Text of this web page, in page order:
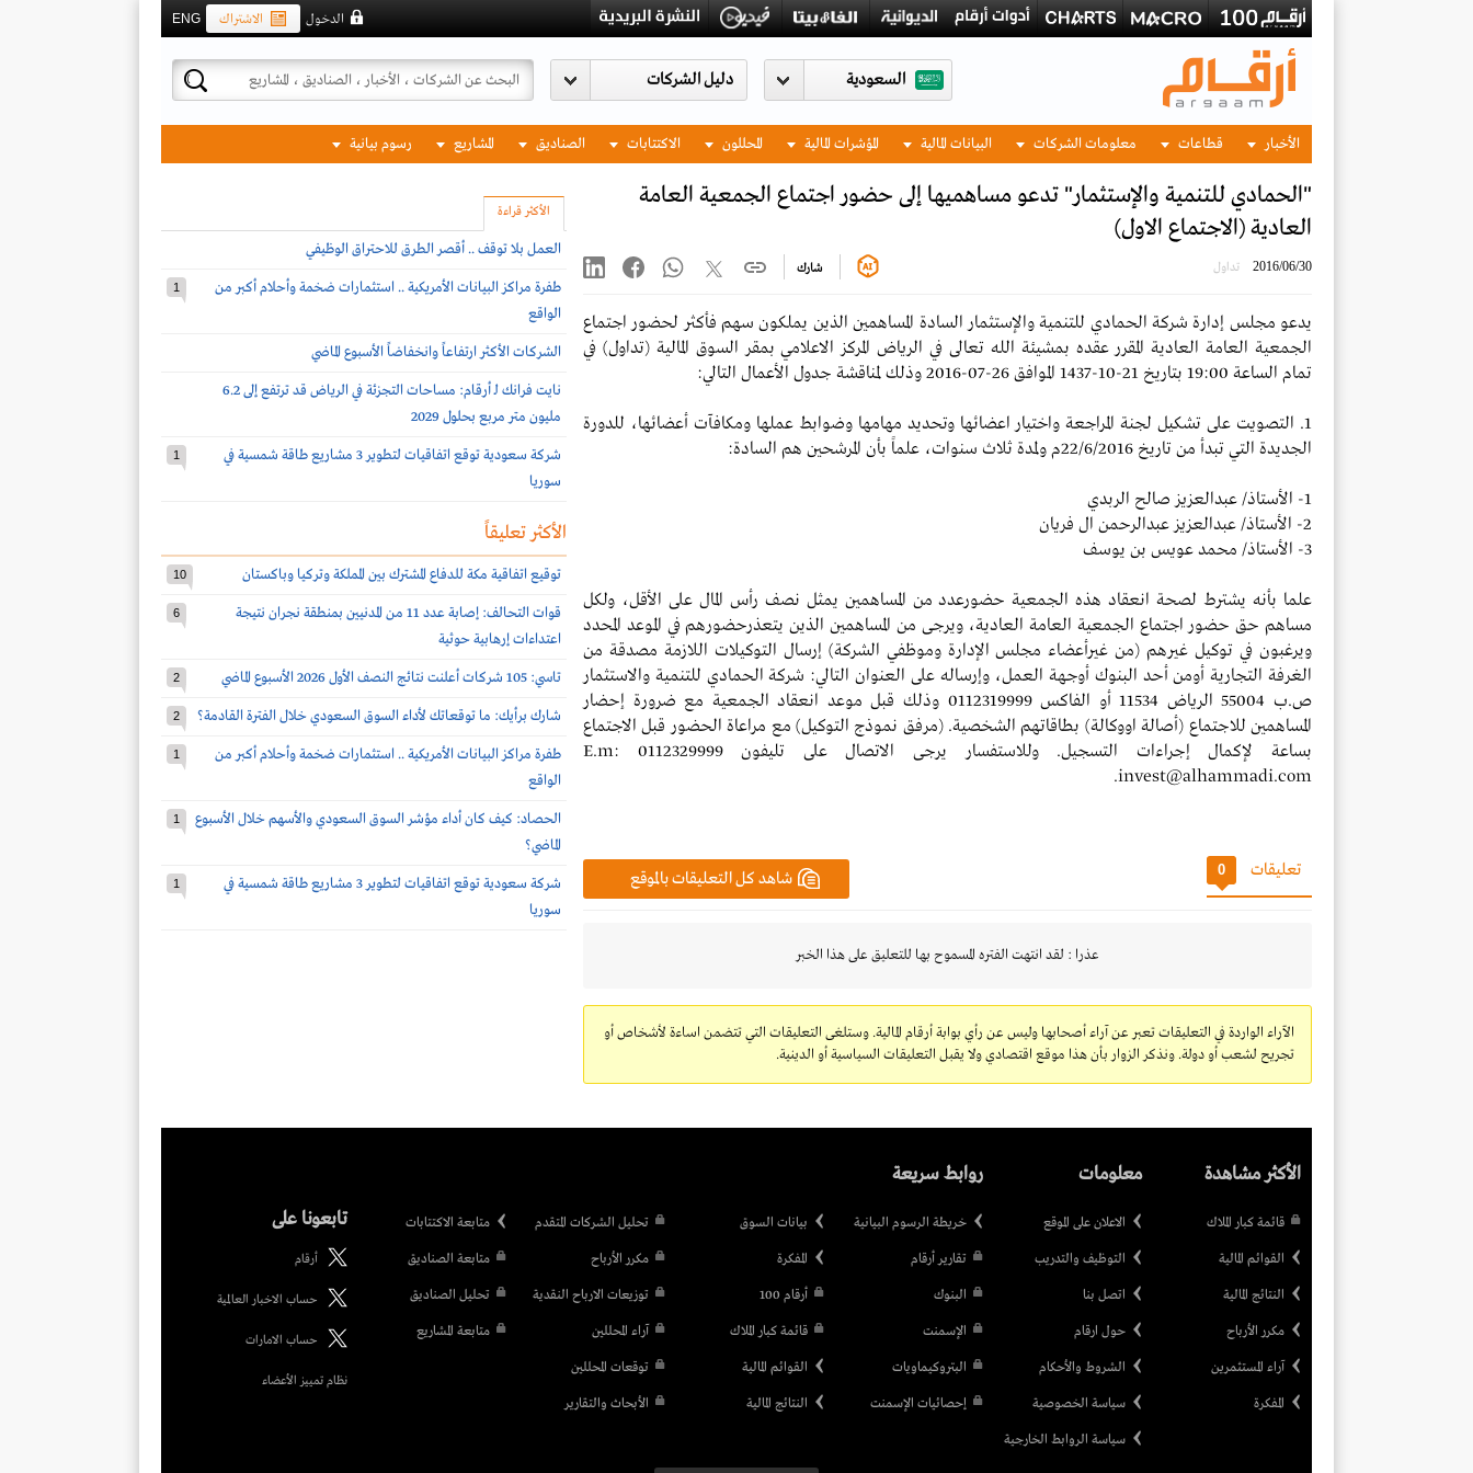
ENG الاشتراك الدخول
السعودية
الأخبار قطاعات معلومات الشركات البيانات المالية المؤشرات المالية المحللون الاكتتابات الصناديق المشاريع رسوم بيانية
"الحمادي للتنمية والإستثمار" تدعو مساهميها إلى حضور اجتماع الجمعية العامة
العادية (الاجتماع الاول)
2016/06/30 تداول شارك
يدعو مجلس إدارة شركة الحمادي للتنمية والإستثمار السادة المساهمين الذين يملكون سهم فأكثر لحضور اجتماع
الجمعية العامة العادية المقرر عقده بمشيئة الله تعالى في الرياض المركز الاعلامي بمقر السوق المالية (تداول) في
تمام الساعة 19:00 بتاريخ 21-10-1437 الموافق 26-07-2016 وذلك لمناقشة جدول الأعمال التالي:
1. التصويت على تشكيل لجنة المراجعة واختيار اعضائها وتحديد مهامها وضوابط عملها ومكافآت أعضائها، للدورة
الجديدة التي تبدأ من تاريخ 22/6/2016م ولمدة ثلاث سنوات، علماً بأن المرشحين هم السادة:
1- الأستاذ/ عبدالعزيز صالح الربدي
2- الأستاذ/ عبدالعزيز عبدالرحمن ال فريان
3- الأستاذ/ محمد عويس بن يوسف
علما بأنه يشترط لصحة انعقاد هذه الجمعية حضورعدد من المساهمين يمثل نصف رأس المال على الأقل، ولكل
مساهم حق حضور اجتماع الجمعية العامة العادية، ويرجى من المساهمين الذين يتعذرحضورهم في الموعد المحدد
ويرغبون في توكيل غيرهم (من غيرأعضاء مجلس الإدارة وموظفي الشركة) إرسال التوكيلات اللازمة مصدقة من
الغرفة التجارية أومن أحد البنوك أوجهة العمل، وإرساله على العنوان التالي: شركة الحمادي للتنمية والاستثمار
ص.ب 55004 الرياض 11534 أو الفاكس 0112319999 وذلك قبل موعد انعقاد الجمعية مع ضرورة إحضار
المساهمين للاجتماع (أصالة اووكالة) بطاقاتهم الشخصية. (مرفق نموذج التوكيل) مع مراعاة الحضور قبل الاجتماع
بساعة لإكمال إجراءات التسجيل. وللاستفسار يرجى الاتصال على تليفون 0112329999 E.m:
invest@alhammadi.com.
شاهد كل التعليقات بالموقع تعليقات 0
عذرا : لقد انتهت الفتره المسموح بها للتعليق على هذا الخبر
الآراء الواردة في التعليقات تعبر عن آراء أصحابها وليس عن رأي بوابة أرقام المالية. وستلغى التعليقات التي تتضمن اساءة لأشخاص أو
تجريح لشعب أو دولة. ونذكر الزوار بأن هذا موقع اقتصادي ولا يقبل التعليقات السياسية أو الدينية.
الأكثر قراءة
العمل بلا توقف .. أقصر الطرق للاحتراق الوظيفي
طفرة مراكز البيانات الأمريكية .. استثمارات ضخمة وأحلام أكبر من
الواقع
1
الشركات الأكثر ارتفاعاً وانخفاضاً الأسبوع الماضي
نايت فرانك لـ أرقام: مساحات التجزئة في الرياض قد ترتفع إلى 6.2
مليون متر مربع بحلول 2029
شركة سعودية توقع اتفاقيات لتطوير 3 مشاريع طاقة شمسية في
سوريا
1
الأكثر تعليقاً
توقيع اتفاقية مكة للدفاع المشترك بين المملكة وتركيا وباكستان 10
قوات التحالف: إصابة عدد 11 من المدنيين بمنطقة نجران نتيجة
اعتداءات إرهابية حوثية
6
تاسي: 105 شركات أعلنت نتائج النصف الأول 2026 الأسبوع الماضي 2
شارك برأيك: ما توقعاتك لأداء السوق السعودي خلال الفترة القادمة؟ 2
طفرة مراكز البيانات الأمريكية .. استثمارات ضخمة وأحلام أكبر من
الواقع
1
الحصاد: كيف كان أداء مؤشر السوق السعودي والأسهم خلال الأسبوع
الماضي؟
1
شركة سعودية توقع اتفاقيات لتطوير 3 مشاريع طاقة شمسية في
سوريا
1
الأكثر مشاهدة
قائمة كبار الملاك
القوائم المالية
النتائج المالية
مكرر الأرباح
آراء المستثمرين
المفكرة
معلومات
الاعلان على الموقع
التوظيف والتدريب
اتصل بنا
حول ارقام
الشروط والأحكام
سياسة الخصوصية
سياسة الروابط الخارجية
روابط سريعة
خريطة الرسوم البيانية
تقارير أرقام
البنوك
الإسمنت
البتروكيماويات
إحصائيات الإسمنت
بيانات السوق
المفكرة
أرقام 100
قائمة كبار الملاك
القوائم المالية
النتائج المالية
تحليل الشركات المتقدم
مكرر الأرباح
توزيعات الارباح النقدية
آراء المحللين
توقعات المحللين
الأبحاث والتقارير
متابعة الاكتتابات
متابعة الصناديق
تحليل الصناديق
متابعة المشاريع
تابعونا على
أرقام
حساب الاخبار العالمية
حساب الامارات
نظام تمييز الأعضاء